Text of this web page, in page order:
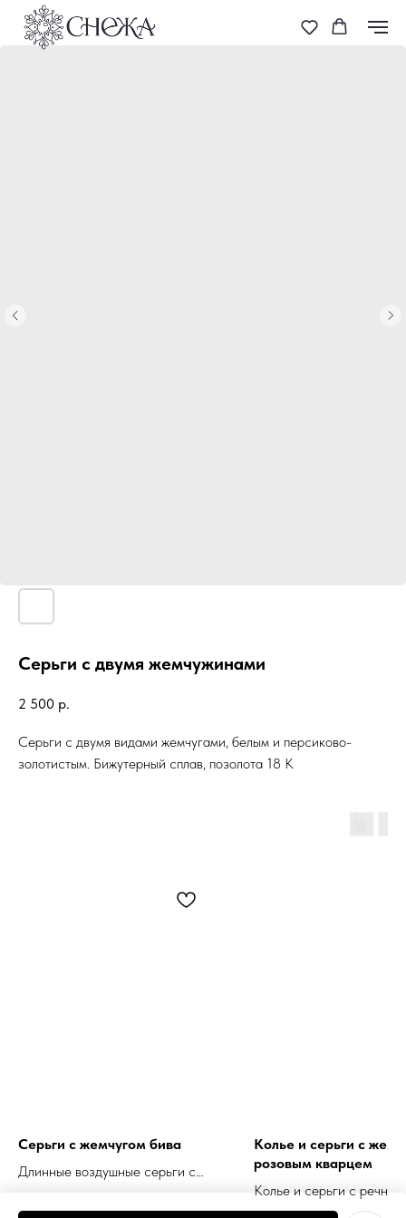
Серьги с двумя жемчужинами
2 500 р.
Серьги с двумя видами жемчугами, белым и персиково-
золотистым. Бижутерный сплав, позолота 18 К
Серьги с жемчугом бива
Длинные воздушные серьги с
Колье и серьги с
розовым кварцем
Колье и серьги с речным
жемчугом, розовым